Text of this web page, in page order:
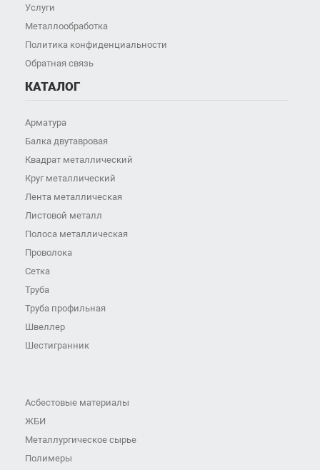
Услуги
Металлообработка
Политика конфиденциальности
Обратная связь
КАТАЛОГ
Арматура
Балка двутавровая
Квадрат металлический
Круг металлический
Лента металлическая
Листовой металл
Полоса металлическая
Проволока
Сетка
Труба
Труба профильная
Швеллер
Шестигранник
Асбестовые материалы
ЖБИ
Металлургическое сырье
Полимеры